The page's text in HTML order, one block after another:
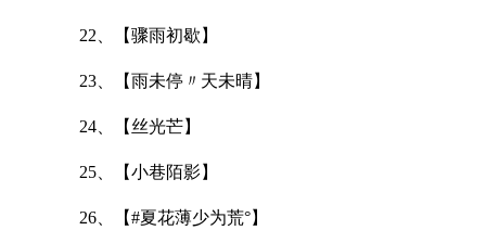
22、【骤雨初歇】
23、【雨未停〃天未晴】
24、【丝光芒】
25、【小巷陌影】
26、【#夏花薄少为荒°】